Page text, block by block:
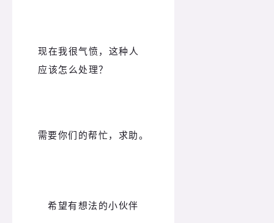
现在我很气愤，这种人
应该怎么处理？
需要你们的帮忙，求助。
希望有想法的小伙伴